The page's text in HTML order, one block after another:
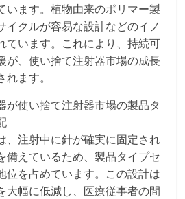
います。植物由来のポリマー製
イクルが容易な設計などのイノ
ています。これにより、持続可
が、使い捨て注射器市場の成長
ます。
が使い捨て注射器市場の製品タ
、注射中に針が確実に固定され
備えているため、製品タイプセ
位を占めています。この設計は
大幅に低減し、医療従事者の間